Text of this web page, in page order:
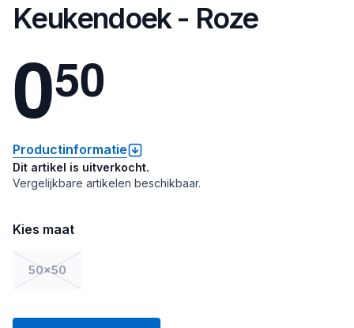
Keukendoek - Roze
050
Productinformatie
Dit artikel is uitverkocht.
Vergelijkbare artikelen beschikbaar.
Kies maat
50x50